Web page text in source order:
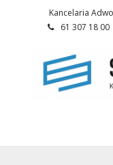
Kancelaria
61 307 18 00